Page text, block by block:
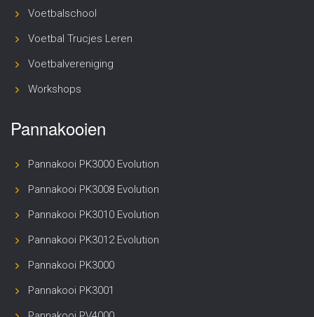
Voetbalschool
Voetbal Trucjes Leren
Voetbalvereniging
Workshops
Pannakooien
Pannakooi PK3000 Evolution
Pannakooi PK3008 Evolution
Pannakooi PK3010 Evolution
Pannakooi PK3012 Evolution
Pannakooi PK3000
Pannakooi PK3001